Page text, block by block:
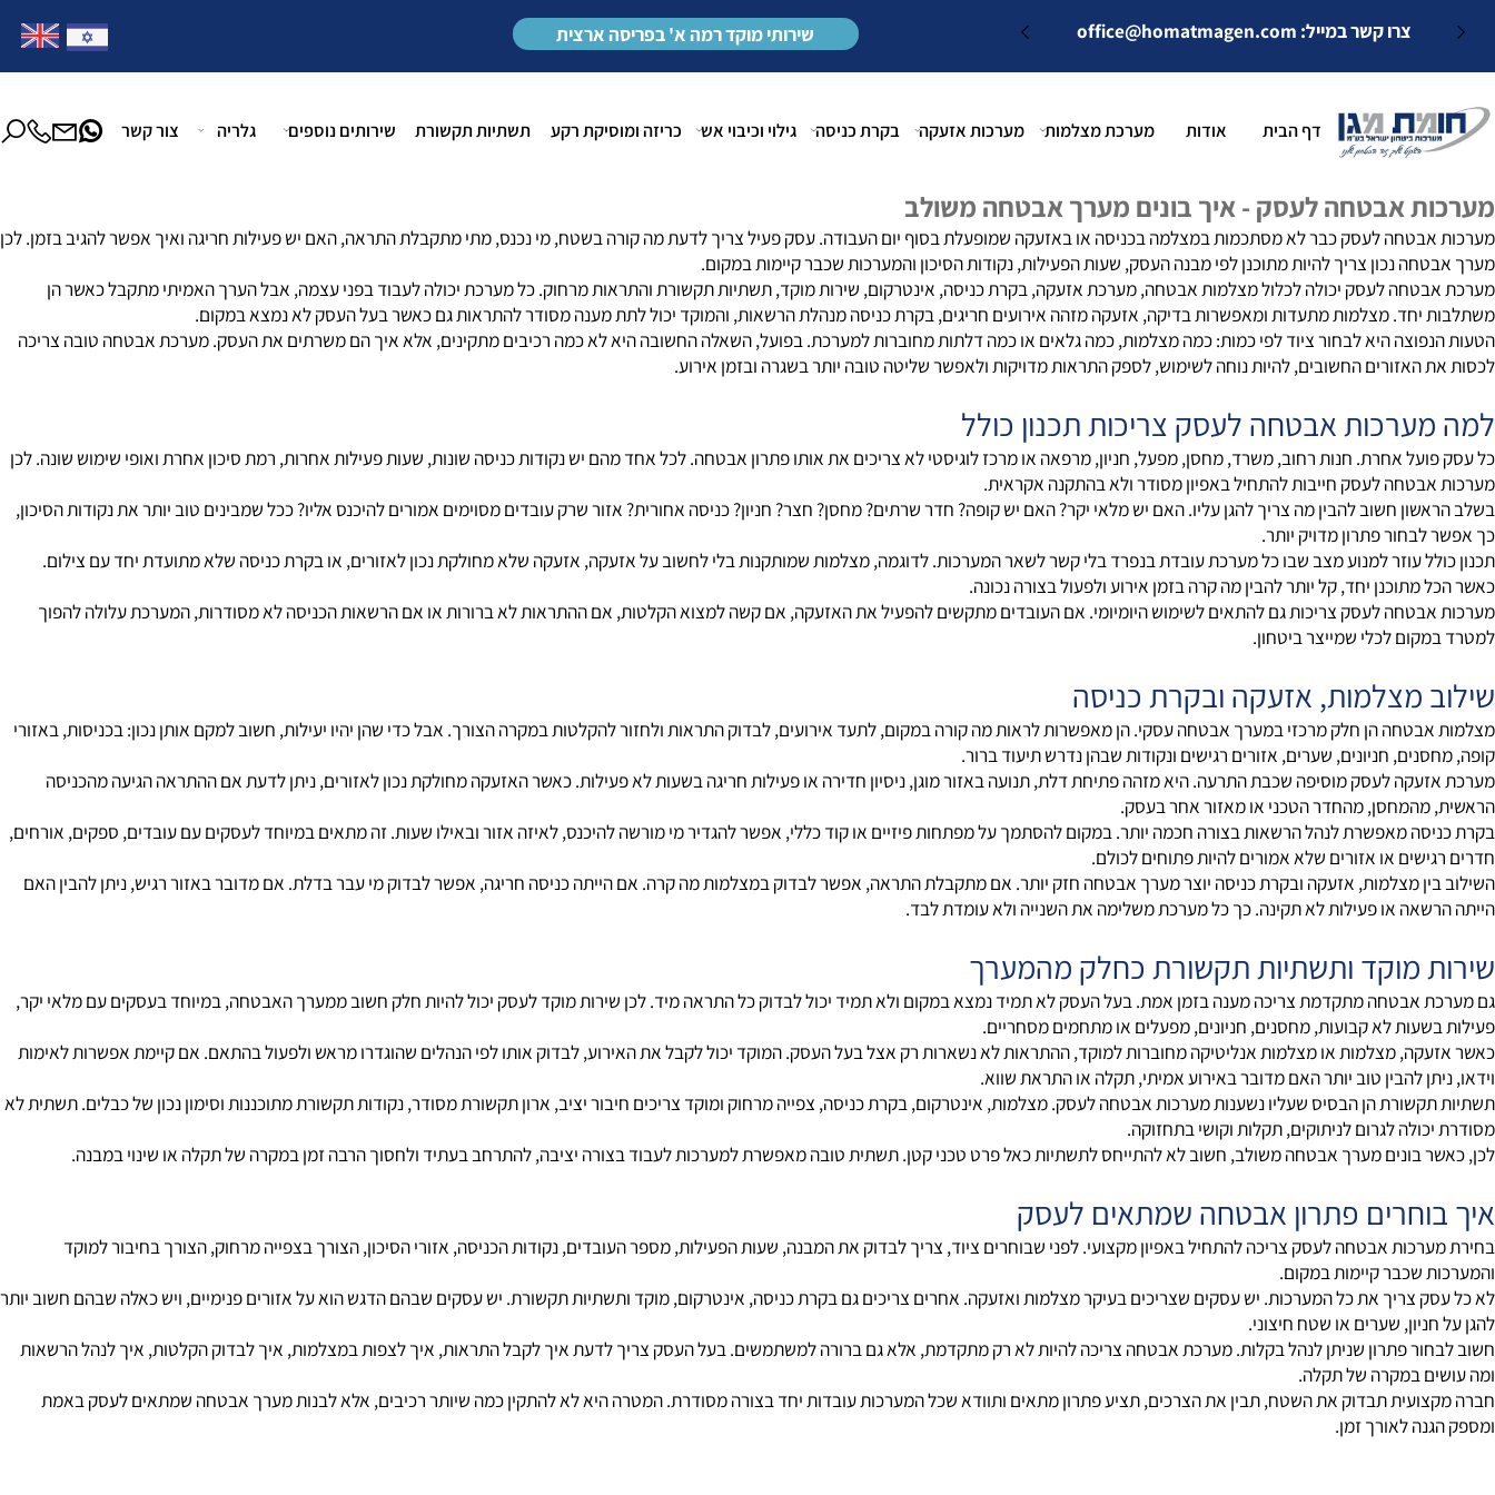
צרו קשר במייל:office@homatmagen.com צרו איתנו קשר במספר03-9229713
office@homatmagen.com שירותי מוקד רמה א' בפריסה ארצית
דף הבית אודות מערכת מצלמות מערכות אזעקה בקרת כניסה גילוי וכיבוי אש כריזה ומוסיקת רקע תשתיות תקשורת שירותים נוספים גלריה צור קשר
אבטחה לעסק - איך בונים מערך אבטחה משולב
לעסק כבר לא מסתכמות במצלמה בכניסה או באזעקה שמופעלת בסוף יום העבודה. עסק פעיל צריך לדעת מה קורה בשטח, מי נכנס, מתי מתקבלת התראה, האם יש פעילות חריגה ואיך אפשר להגיב בזמן. לכן
נכון צריך להיות מתוכנן לפי מבנה העסק, שעות הפעילות, נקודות הסיכון והמערכות שכבר קיימות במקום.
לעסק יכולה לכלול מצלמות אבטחה, מערכת אזעקה, בקרת כניסה, אינטרקום, שירות מוקד, תשתיות תקשורת והתראות מרחוק. כל מערכת יכולה לעבוד בפני עצמה, אבל הערך האמיתי מתקבל כאשר הן
יחד. מצלמות מתעדות ומאפשרות בדיקה, אזעקה מזהה אירועים חריגים, בקרת כניסה מנהלת הרשאות, והמוקד יכול לתת מענה מסודר להתראות גם כאשר בעל העסק לא נמצא במקום.
היא לבחור ציוד לפי כמות: כמה מצלמות, כמה גלאים או כמה דלתות מחוברות למערכת. בפועל, השאלה החשובה היא לא כמה רכיבים מתקינים, אלא איך הם משרתים את העסק. מערכת אבטחה טובה צריכה
האזורים החשובים, להיות נוחה לשימוש, לספק התראות מדויקות ולאפשר שליטה טובה יותר בשגרה ובזמן אירוע.
אבטחה לעסק צריכות תכנון כולל
אחרת. חנות רחוב, משרד, מחסן, מפעל, חניון, מרפאה או מרכז לוגיסטי לא צריכים את אותו פתרון אבטחה. לכל אחד מהם יש נקודות כניסה שונות, שעות פעילות אחרות, רמת סיכון אחרת ואופי שימוש שונה. לכן
לעסק חייבות להתחיל באפיון מסודר ולא בהתקנה אקראית.
חשוב להבין מה צריך להגן עליו. האם יש מלאי יקר? האם יש קופה? חדר שרתים? מחסן? חצר? חניון? כניסה אחורית? אזור שרק עובדים מסוימים אמורים להיכנס אליו? ככל שמבינים טוב יותר את נקודות הסיכון,
פתרון מדויק יותר.
עוזר למנוע מצב שבו כל מערכת עובדת בנפרד בלי קשר לשאר המערכות. לדוגמה, מצלמות שמותקנות בלי לחשוב על אזעקה, אזעקה שלא מחולקת נכון לאזורים, או בקרת כניסה שלא מתועדת יחד עם צילום.
יחד, קל יותר להבין מה קרה בזמן אירוע ולפעול בצורה נכונה.
לעסק צריכות גם להתאים לשימוש היומיומי. אם העובדים מתקשים להפעיל את האזעקה, אם קשה למצוא הקלטות, אם ההתראות לא ברורות או אם הרשאות הכניסה לא מסודרות, המערכת עלולה להפוך
מצלמות, אזעקה ובקרת כניסה
הן חלק מרכזי במערך אבטחה עסקי. הן מאפשרות לראות מה קורה במקום, לתעד אירועים, לבדוק התראות ולחזור להקלטות במקרה הצורך. אבל כדי שהן יהיו יעילות, חשוב למקם אותן נכון: בכניסות, באזורי
חניונים, שערים, אזורים רגישים ונקודות שבהן נדרש תיעוד ברור.
לעסק מוסיפה שכבת התרעה. היא מזהה פתיחת דלת, תנועה באזור מוגן, ניסיון חדירה או פעילות חריגה בשעות לא פעילות. כאשר האזעקה מחולקת נכון לאזורים, ניתן לדעת אם ההתראה הגיעה מהכניסה
מהחדר הטכני או מאזור אחר בעסק.
מאפשרת לנהל הרשאות בצורה חכמה יותר. במקום להסתמך על מפתחות פיזיים או קוד כללי, אפשר להגדיר מי מורשה להיכנס, לאיזה אזור ובאילו שעות. זה מתאים במיוחד לעסקים עם עובדים, ספקים, אורחים,
או אזורים שלא אמורים להיות פתוחים לכולם.
מצלמות, אזעקה ובקרת כניסה יוצר מערך אבטחה חזק יותר. אם מתקבלת התראה, אפשר לבדוק במצלמות מה קרה. אם הייתה כניסה חריגה, אפשר לבדוק מי עבר בדלת. אם מדובר באזור רגיש, ניתן להבין האם
מוקד ותשתיות תקשורת כחלק מהמערך
אבטחה מתקדמת צריכה מענה בזמן אמת. בעל העסק לא תמיד נמצא במקום ולא תמיד יכול לבדוק כל התראה מיד. לכן שירות מוקד לעסק יכול להיות חלק חשוב ממערך האבטחה, במיוחד בעסקים עם מלאי יקר,
לא קבועות, מחסנים, חניונים, מפעלים או מתחמים מסחריים.
מצלמות או מצלמות אנליטיקה מחוברות למוקד, ההתראות לא נשארות רק אצל בעל העסק. המוקד יכול לקבל את האירוע, לבדוק אותו לפי הנהלים שהוגדרו מראש ולפעול בהתאם. אם קיימת אפשרות לאימות
להבין טוב יותר האם מדובר באירוע אמיתי, תקלה או התראת שווא.
הן הבסיס שעליו נשענות מערכות אבטחה לעסק. מצלמות, אינטרקום, בקרת כניסה, צפייה מרחוק ומוקד צריכים חיבור יציב, ארון תקשורת מסודר, נקודות תקשורת מתוכננות וסימון נכון של כבלים. תשתית לא
בונים מערך אבטחה משולב, חשוב לא להתייחס לתשתיות כאל פרט טכני קטן. תשתית טובה מאפשרת למערכות לעבוד בצורה יציבה, להתרחב בעתיד ולחסוך הרבה זמן במקרה של תקלה או שינוי במבנה.
פתרון אבטחה שמתאים לעסק
אבטחה לעסק צריכה להתחיל באפיון מקצועי. לפני שבוחרים ציוד, צריך לבדוק את המבנה, שעות הפעילות, מספר העובדים, נקודות הכניסה, אזורי הסיכון, הצורך בצפייה מרחוק, הצורך בחיבור למוקד
שכבר קיימות במקום.
צריך את כל המערכות. יש עסקים שצריכים בעיקר מצלמות ואזעקה. אחרים צריכים גם בקרת כניסה, אינטרקום, מוקד ותשתיות תקשורת. יש עסקים שבהם הדגש הוא על אזורים פנימיים, ויש כאלה שבהם חשוב יותר
שערים או שטח חיצוני.
פתרון שניתן לנהל בקלות. מערכת אבטחה צריכה להיות לא רק מתקדמת, אלא גם ברורה למשתמשים. בעל העסק צריך לדעת איך לקבל התראות, איך לצפות במצלמות, איך לבדוק הקלטות, איך לנהל הרשאות
במקרה של תקלה.